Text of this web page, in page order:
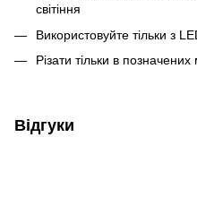
світіння
Використовуйте тільки з
Різати тільки в позначених
Відгуки